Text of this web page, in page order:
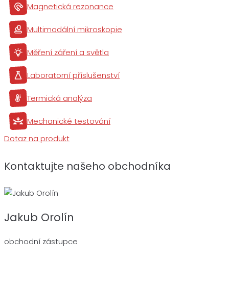
Magnetická rezonance
Multimodální mikroskopie
Měření záření a světla
Laboratorní příslušenství
Termická analýza
Mechanické testování
Dotaz na produkt
Kontaktujte našeho obchodníka
Jakub Orolín
obchodní zástupce